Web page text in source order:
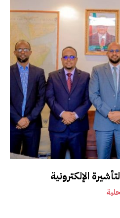
الإلكترونية